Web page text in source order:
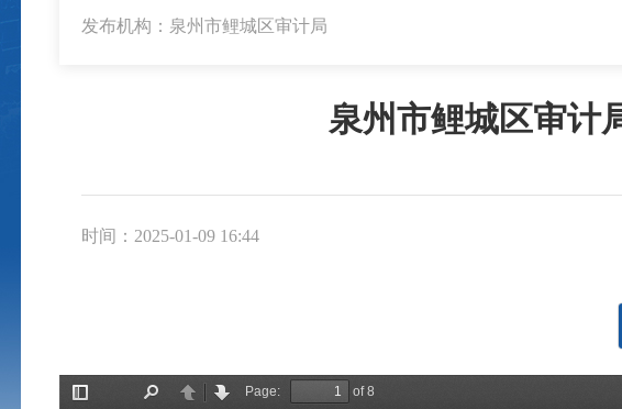
发布机构：泉州市鲤城区审计局
泉州市鲤城区审计
时间：2025-01-09 16:44